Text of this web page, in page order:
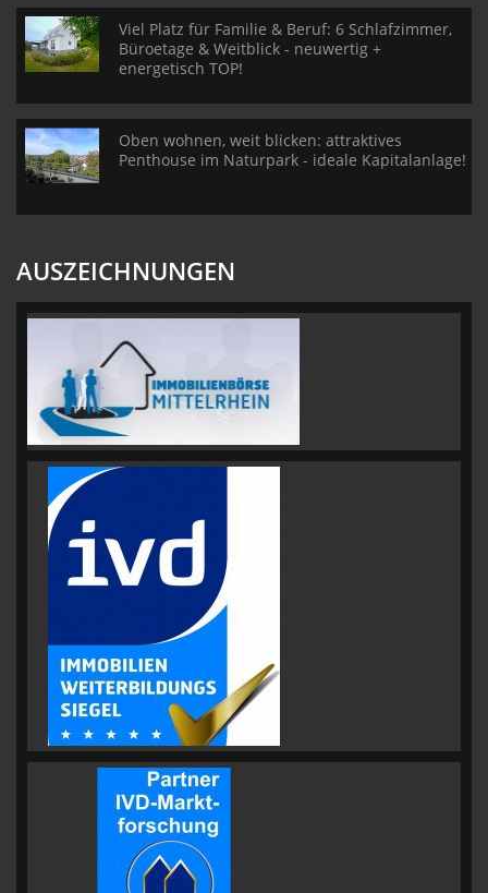
Viel Platz für Familie & Beruf: 6 Schlafzimmer,
Büroetage & Weitblick - neuwertig +
energetisch TOP!
Oben wohnen, weit blicken: attraktives
Penthouse im Naturpark - ideale Kapitalanlage!
AUSZEICHNUNGEN